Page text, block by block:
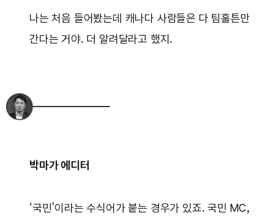
나는 처음 들어봤는데 캐나다 사람들은 다 팀홀튼만
간다는 거야. 더 알려달라고 했지.
박마가 에디터
‘국민’이라는 수식어가 붙는 경우가 있죠. 국민 MC,